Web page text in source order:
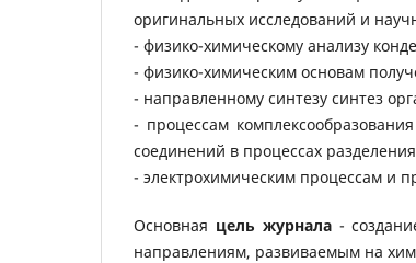
оригинальных исследований и
- физико-химическому анализу
- физико-химическим основам
- направленному синтезу синтез
- процессам
соединений в процессах
- электрохимическим процессам и
Основная цель журнала -
направлениям, развиваемым на